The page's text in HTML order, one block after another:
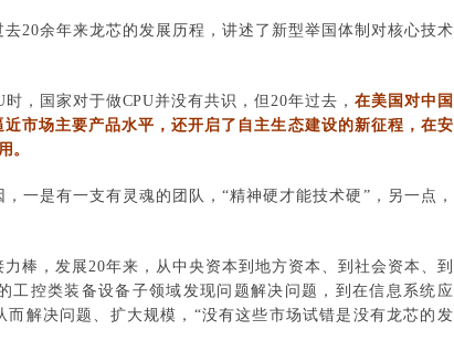
20余年来龙芯的发展历程，讲述了新型举国体制对核心技术
，国家对于做CPU并没有共识，但20年过去， 在美国对中国
市场主要产品水平，还开启了自主生态建设的新征程，在安
。
一是有一支有灵魂的团队，“精神硬才能技术硬”，另一点，
棒，发展20年来，从中央资本到地方资本、到社会资本、到
控类装备设备子领域发现问题解决问题，到在信息系统应
解决问题、扩大规模，“没有这些市场试错是没有龙芯的发